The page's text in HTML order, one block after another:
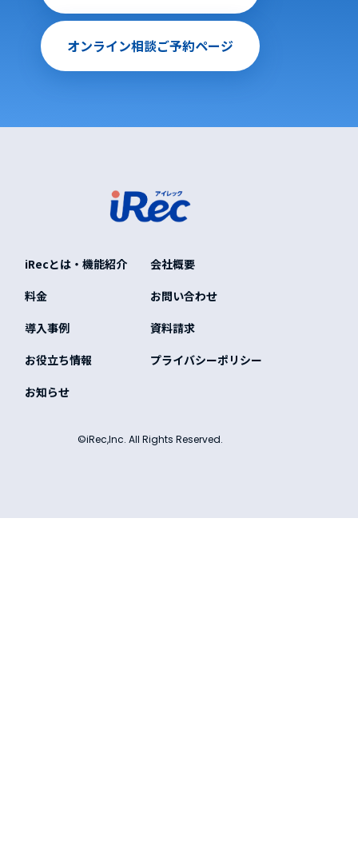
オンライン相談ご予約ページ
©iRec,Inc. All Rights Reserved.
iRecとは・機能紹介
料金
導入事例
お役立ち情報
お知らせ
会社概要
お問い合わせ
資料請求
プライバシーポリシー